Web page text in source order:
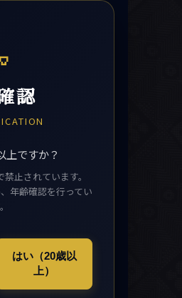
認
上ですか？
止されています。
年齢確認を行ってい
はい（20歳以
上）